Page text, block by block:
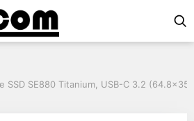
SSD SE880 Titanium, USB-C 3.2
SSD SE880 Titanium, USB-C 3.2